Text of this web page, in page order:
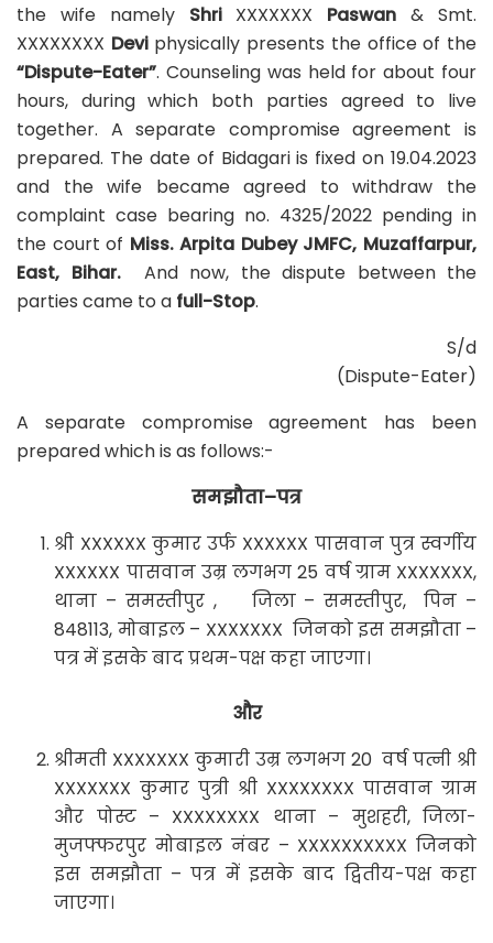
the wife namely ShriXXXXXXX Paswan& Smt.
XXXXXXXX Deviphysically presents the office of the
“Dispute-Eater”. Counseling was held for about four
hours, during which both parties agreed to live
together. A separate compromise agreement is
prepared. The date of Bidagari is fixed on 19.04.2023
and the wife became agreed to withdraw the
complaint case bearing no. 4325/2022 pending in
the court of Miss. Arpita Dubey JMFC, Muzaffarpur,
East, Bihar.
And now, the dispute between the
parties came to a full-Stop.
S/d
(Dispute-Eater)
A separate compromise agreement has been
prepared which is as follows:-
समझौता–पत्र
श्री XXXXXX कुमार उर्फ XXXXXX पासवान पुत्र स्वर्गीय
XXXXXX पासवान उम्र लगभग 25 वर्ष ग्राम XXXXXXX,
थाना – समस्तीपुर , जिला – समस्तीपुर, पिन –
848113, मोबाइल – XXXXXXX जिनको इस समझौता –
पत्र में इसके बाद प्रथम-पक्ष कहा जाएगा।
और
श्रीमती XXXXXXX कुमारी उम्र लगभग 20 वर्ष पत्नी श्री
XXXXXXX कुमार पुत्री श्री XXXXXXXX पासवान ग्राम
और पोस्ट – XXXXXXXX थाना – मुशहरी, जिला-
मुजफ्फरपुर मोबाइल नंबर – XXXXXXXXXX जिनको
इस समझौता – पत्र में इसके बाद द्वितीय-पक्ष कहा
जाएगा।